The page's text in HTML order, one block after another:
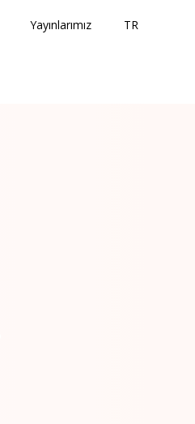
Yayınlarımız TR